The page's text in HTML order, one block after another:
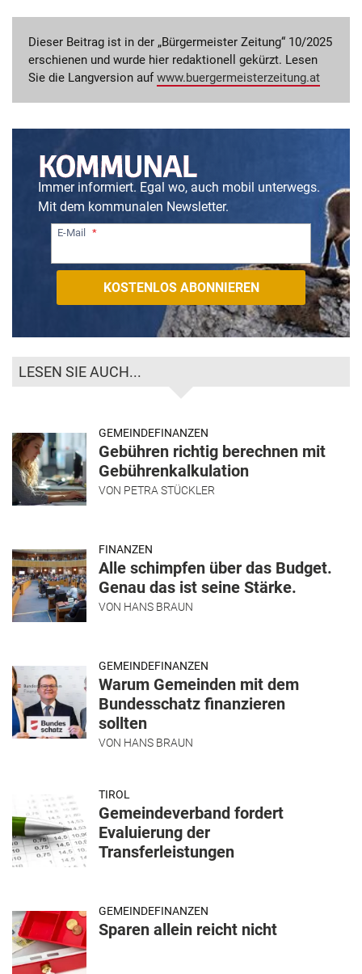
Dieser Beitrag ist in der „Bürgermeister Zeitung“ 10/2025
erschienen und wurde hier redaktionell gekürzt. Lesen
Sie die Langversion auf www.buergermeisterzeitung.at
Immer informiert. Egal wo, auch mobil unterwegs.
Mit dem kommunalen Newsletter.
E-Mail
LESEN SIE AUCH...
GEMEINDEFINANZEN
Gebühren richtig berechnen mit
Gebührenkalkulation
VON PETRA STÜCKLER
FINANZEN
Alle schimpfen über das Budget.
Genau das ist seine Stärke.
VON HANS BRAUN
GEMEINDEFINANZEN
Warum Gemeinden mit dem
Bundesschatz finanzieren
sollten
VON HANS BRAUN
TIROL
Gemeindeverband fordert
Evaluierung der
Transferleistungen
GEMEINDEFINANZEN
Sparen allein reicht nicht